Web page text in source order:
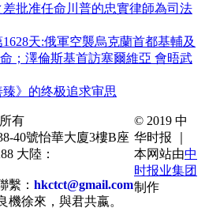
批准任命川普的忠實律師為司法
天:俄軍空襲烏克蘭首都基輔及
；澤倫斯基首訪塞爾維亞 會晤武
》的终极追求审思
有
40號怡華大廈3樓B座
大陸：
繫： hkctct@gmail.com
機徐來，與君共嬴。
© 2019 中
华时报 ｜
本网站由中
时报业集团
制作